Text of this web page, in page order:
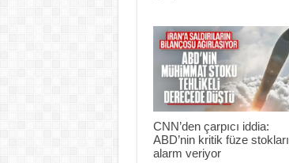
CNN’den çarpıcı iddia:
ABD’nin kritik füze stokları
alarm veriyor